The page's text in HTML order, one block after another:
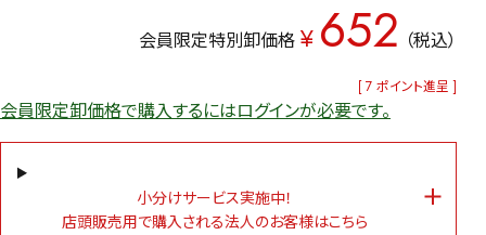
会員限定特別卸価格 ¥ 652 税込
[ 7 ポイント進呈 ]
会員限定卸価格で購入するにはログインが必要です。
小分けサービス実施中！
店頭販売用で購入される法人のお客様はこちら